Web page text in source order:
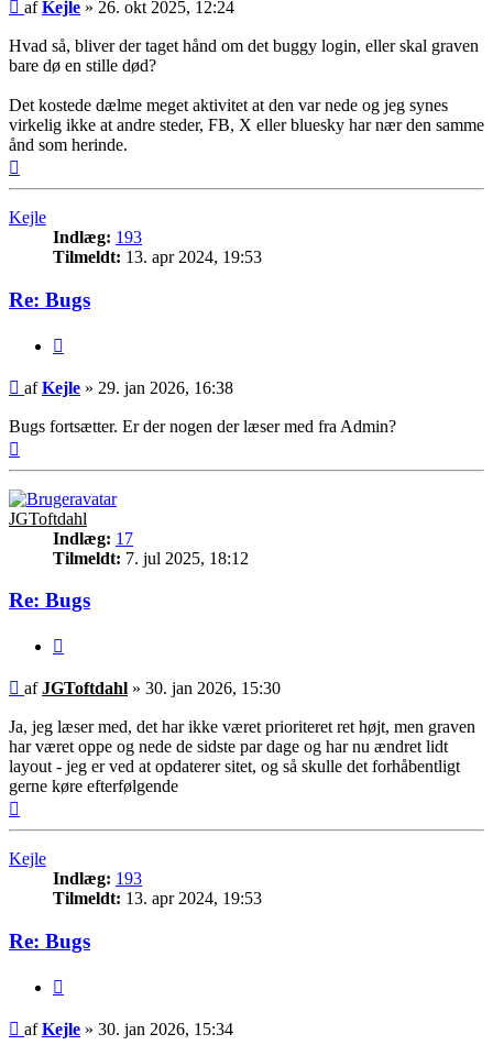
afKejle » 26. okt 2025, 12:24
Hvad så, bliver der taget hånd om det buggy login, eller skal graven
bare dø en stille død?
Det kostede dælme meget aktivitet at den var nede og jeg synes
virkelig ikke at andre steder, FB, X eller bluesky har nær den samme
ånd som herinde.
Kejle
Indlæg: 193
Tilmeldt: 13. apr 2024, 19:53
Re: Bugs
Indlæg
afKejle » 29. jan 2026, 16:38
Bugs fortsætter. Er der nogen der læser med fra Admin?
JGToftdahl
Indlæg: 17
Tilmeldt: 7. jul 2025, 18:12
Re: Bugs
Indlæg
afJGToftdahl » 30. jan 2026, 15:30
Ja, jeg læser med, det har ikke været prioriteret ret højt, men graven
har været oppe og nede de sidste par dage og har nu ændret lidt
layout - jeg er ved at opdaterer sitet, og så skulle det forhåbentligt
gerne køre efterfølgende
Kejle
Indlæg: 193
Tilmeldt: 13. apr 2024, 19:53
Re: Bugs
Indlæg
afKejle » 30. jan 2026, 15:34